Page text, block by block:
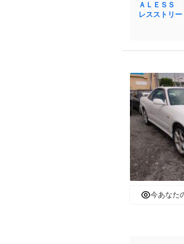
ＡＬＥＳＳ
レスストリ
今あなた